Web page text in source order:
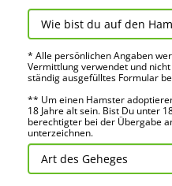
* Alle persön­lichen Angaben
Vermitt­lung verwendet und
ständig ausge­fülltes Formular
** Um einen Hamster
18 Jahre alt sein. Bist Du unter
berechtigter bei der Über­gabe
unter­zeichnen.